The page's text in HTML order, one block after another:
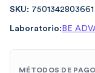
SKU: 7501342803661
Laboratorio: BE
MÉTODOS DE PAGO